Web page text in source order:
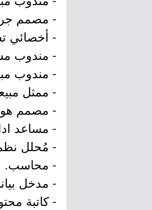
- مصمم
- أخصائي
- مندوب
- مندوب
- ممثل
- مصمم
- مساعد
- مُحلل
- محاسب.
- مدخل
- كاتبة